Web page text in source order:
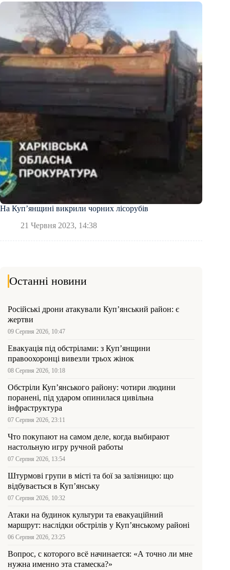
На Куп’янщині викрили чорних лісорубів
21 Червня 2023, 14:38
Останні новини
Російські дрони атакували Куп’янський район: є
жертви
09 Серпня 2026, 10:47
Евакуація під обстрілами: з Куп’янщини
правоохоронці вивезли трьох жінок
08 Серпня 2026, 10:18
Обстріли Куп’янського району: чотири людини
поранені, під ударом опинилася цивільна
інфраструктура
07 Серпня 2026, 23:11
Что покупают на самом деле, когда выбирают
настольную игру ручной работы
07 Серпня 2026, 13:54
Штурмові групи в місті та бої за залізницю: що
відбувається в Куп’янську
07 Серпня 2026, 10:32
Атаки на будинок культури та евакуаційний
маршрут: наслідки обстрілів у Куп’янському районі
06 Серпня 2026, 23:25
Вопрос, с которого всё начинается: «А точно ли мне
нужна именно эта стамеска?»